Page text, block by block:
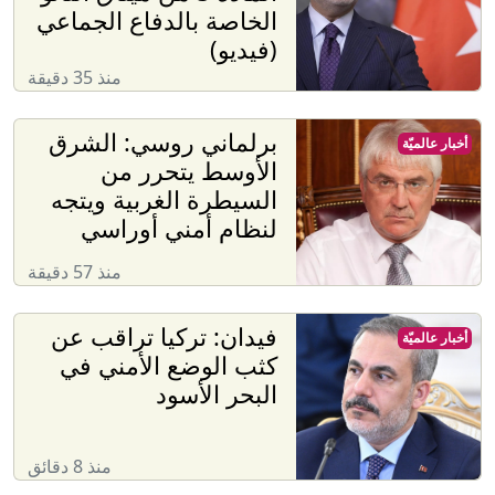
الخاصة بالدفاع الجماعي
(فيديو)
منذ 35 دقيقة
برلماني روسي: الشرق
الأوسط يتحرر من
السيطرة الغربية ويتجه
لنظام أمني أوراسي
منذ 57 دقيقة
أخبار عالميّة
فيدان: تركيا تراقب عن
كثب الوضع الأمني في
البحر الأسود
منذ 8 دقائق
أخبار عالميّة